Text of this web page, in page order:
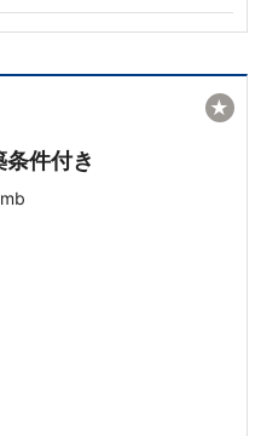
件付き
★